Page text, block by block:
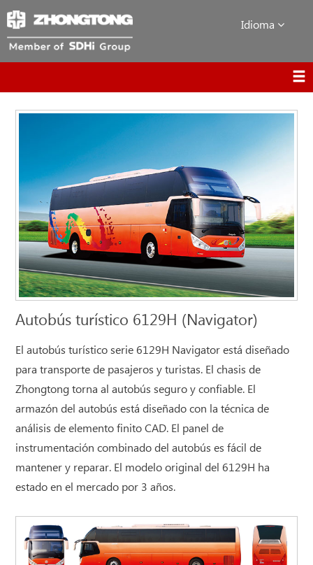
Idioma
Autobús turístico 6129H (Navigator)
El autobús turístico serie 6129H Navigator está diseñado
para transporte de pasajeros y turistas. El chasis de
Zhongtong torna al autobús seguro y confiable. El
armazón del autobús está diseñado con la técnica de
análisis de elemento finito CAD. El panel de
instrumentación combinado del autobús es fácil de
mantener y reparar. El modelo original del 6129H ha
estado en el mercado por 3 años.